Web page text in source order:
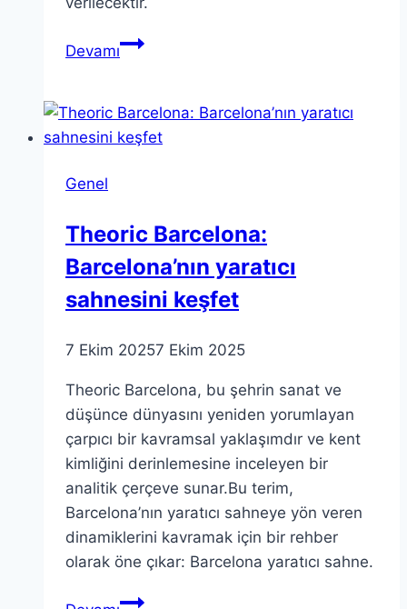
DevamıTÜBİTAK
Başvurular
Başladı!
Genel
Theoric Barcelona:
Barcelona’nın yaratıcı
sahnesini keşfet
7 Ekim 20257 Ekim 2025
Theoric Barcelona, bu şehrin sanat ve
düşünce dünyasını yeniden yorumlayan
çarpıcı bir kavramsal yaklaşımdır ve kent
kimliğini derinlemesine inceleyen bir
analitik çerçeve sunar.Bu terim,
Barcelona’nın yaratıcı sahneye yön veren
dinamiklerini kavramak için bir rehber
olarak öne çıkar: Barcelona yaratıcı sahne.
Theoric